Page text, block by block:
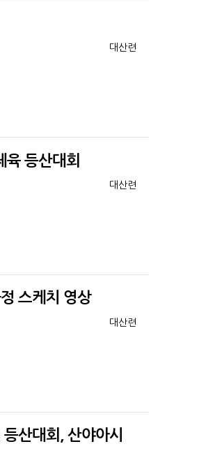
등록자
대산련
등산대회
등록자
대산련
스케치 영상
등록자
대산련
산대회, 산야아시